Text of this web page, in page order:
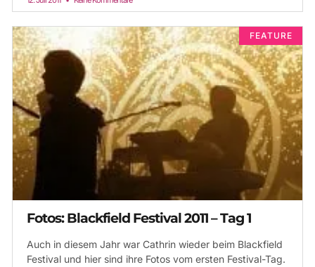
FEATURE
Fotos: Blackfield Festival 2011 – Tag 1
Auch in diesem Jahr war Cathrin wieder beim Blackfield
Festival und hier sind ihre Fotos vom ersten Festival-Tag.